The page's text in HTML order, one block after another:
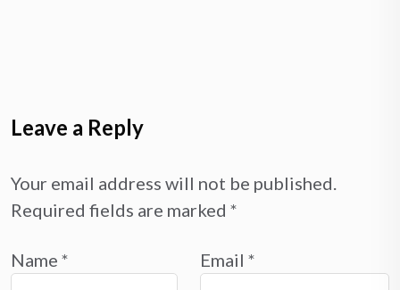
Leave a Reply
Your email address will not be published.
Required fields are marked *
Name * Email *